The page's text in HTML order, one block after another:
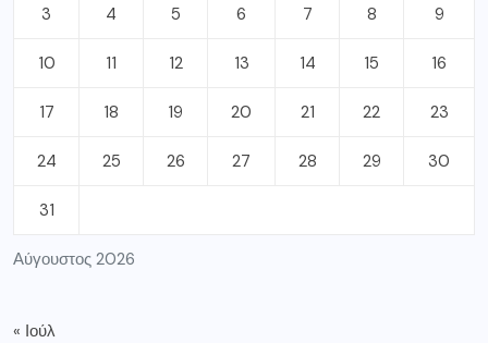
Αύγουστος 2026
3 4 5 6 7 8 9
10 11 12 13 14 15 16
17 18 19 20 21 22 23
24 25 26 27 28 29 30
31
« Ιούλ